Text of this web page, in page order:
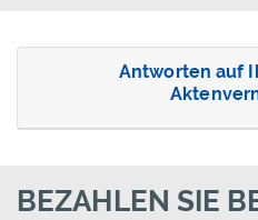
Antworten auf
BEZAHLEN SIE